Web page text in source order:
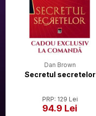
Dan Brown
Secretul secretelor
PRP: 129 Lei
94.9 Lei